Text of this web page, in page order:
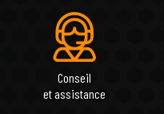
Conseil
et assistance